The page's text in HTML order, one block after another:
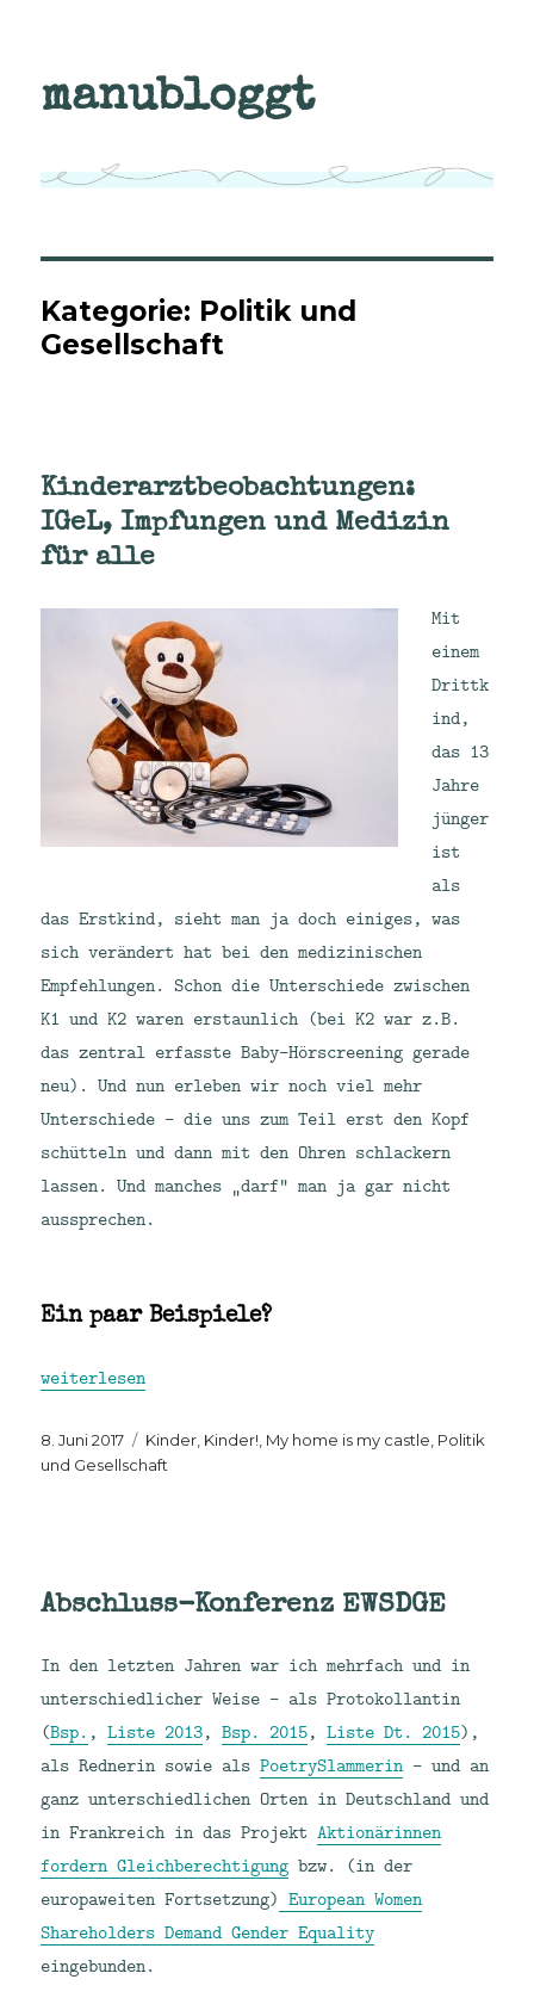
manubloggt
Kategorie: Politik und
Gesellschaft
Kinderarztbeobachtungen:
IGeL, Impfungen und Medizin
für alle
Mit
einem
Drittk
ind,
das 13
Jahre
jünger
ist
als
das Erstkind, sieht man ja doch einiges, was
sich verändert hat bei den medizinischen
Empfehlungen. Schon die Unterschiede zwischen
K1 und K2 waren erstaunlich (bei K2 war z.B.
das zentral erfasste Baby-Hörscreening gerade
neu). Und nun erleben wir noch viel mehr
Unterschiede – die uns zum Teil erst den Kopf
schütteln und dann mit den Ohren schlackern
lassen. Und manches „darf“ man ja gar nicht
aussprechen.
Ein paar Beispiele?
„Kinderarztbeobachtungen: IGeL, Impfungen und
weiterlesen
Veröffentlicht
am
8. Juni 2017 Kategorien
Kinder, Kinder! My home is my castle Politik
und Gesellschaft
Abschluss-Konferenz EWSDGE
In den letzten Jahren war ich mehrfach und in
unterschiedlicher Weise – als Protokollantin
(Bsp. ,Liste 2013,Bsp. 2015,Liste Dt. 2015),
als Rednerin sowie alsPoetrySlammerin – und an
ganz unterschiedlichen Orten in Deutschland und
in Frankreich in das ProjektAktionärinnen
fordern Gleichberechtigung bzw. (in der
europaweiten Fortsetzung) European Women
Shareholders Demand Gender Equality
eingebunden.